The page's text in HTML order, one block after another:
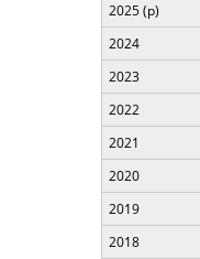
2025 (p)
2024
2023
2022
2021
2020
2019
2018